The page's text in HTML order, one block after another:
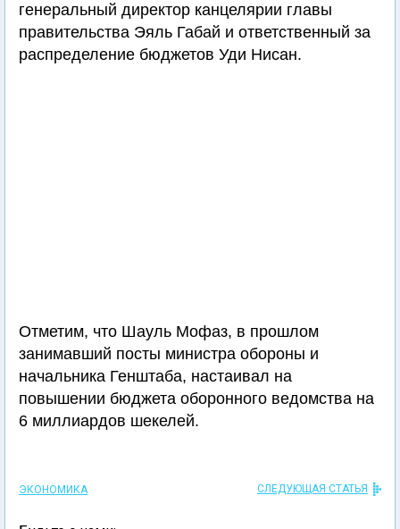
генеральный директор канцелярии главы
правительства Эяль Габай и ответственный за
распределение бюджетов Уди Нисан.
Отметим, что Шауль Мофаз, в прошлом
занимавший посты министра обороны и
начальника Генштаба, настаивал на
повышении бюджета оборонного ведомства на
6 миллиардов шекелей.
ЭКОНОМИКА СЛЕДУЮЩАЯ СТАТЬЯ